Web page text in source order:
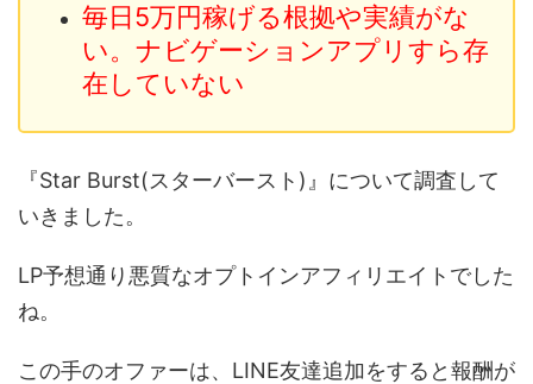
毎日5万円稼げる根拠や実績がな
い。ナビゲーションアプリすら存
在していない
『Star Burst(スターバースト)』について調査して
いきました。
LP予想通り悪質なオプトインアフィリエイトでした
ね。
この手のオファーは、LINE友達追加をすると報酬が